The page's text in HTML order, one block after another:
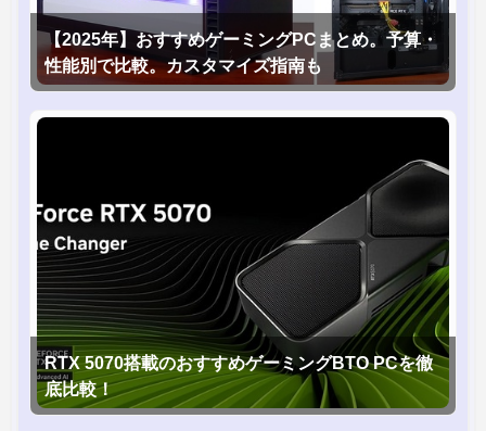
【2025年】おすすめゲーミングPCまとめ。予算・
性能別で比較。カスタマイズ指南も
RTX 5070搭載のおすすめゲーミングBTO PCを徹
底比較！